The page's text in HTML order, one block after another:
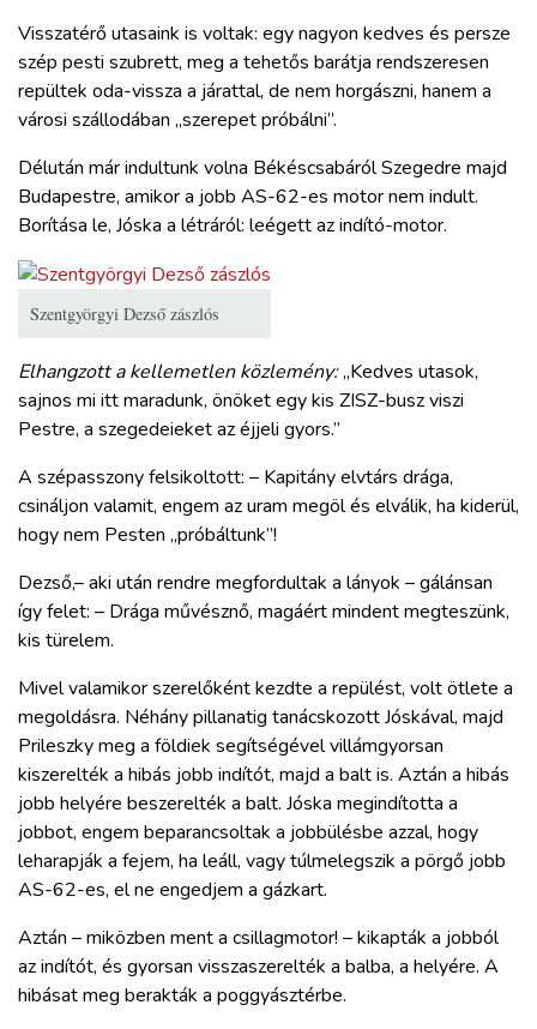
Visszatérő utasaink is voltak: egy nagyon kedves és persze
szép pesti szubrett, meg a tehetős barátja rendszeresen
repültek oda-vissza a járattal, de nem horgászni, hanem a
városi szállodában „szerepet próbálni”.
Délután már indultunk volna Békéscsabáról Szegedre majd
Budapestre, amikor a jobb AS-62-es motor nem indult.
Borítása le, Jóska a létráról: leégett az indító-motor.
Szentgyörgyi Dezső zászlós
Elhangzott a kellemetlen közlemény:„Kedves utasok,
sajnos mi itt maradunk, önöket egy kis ZISZ-busz viszi
Pestre, a szegedeieket az éjjeli gyors.”
A szépasszony felsikoltott: – Kapitány elvtárs drága,
csináljon valamit, engem az uram megöl és elválik, ha kiderül,
hogy nem Pesten „próbáltunk”!
Dezső,– aki után rendre megfordultak a lányok – gálánsan
így felet: – Drága művésznő, magáért mindent megteszünk,
kis türelem.
Mivel valamikor szerelőként kezdte a repülést, volt ötlete a
megoldásra. Néhány pillanatig tanácskozott Jóskával, majd
Prileszky meg a földiek segítségével villámgyorsan
kiszerelték a hibás jobb indítót, majd a balt is. Aztán a hibás
jobb helyére beszerelték a balt. Jóska megindította a
jobbot, engem beparancsoltak a jobbülésbe azzal, hogy
leharapják a fejem, ha leáll, vagy túlmelegszik a pörgő jobb
AS-62-es, el ne engedjem a gázkart.
Aztán – miközben ment a csillagmotor! – kikapták a jobból
az indítót, és gyorsan visszaszerelték a balba, a helyére. A
hibásat meg berakták a poggyásztérbe.